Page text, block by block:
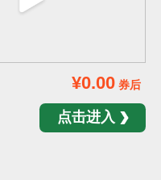
¥0.00券后
点击进入